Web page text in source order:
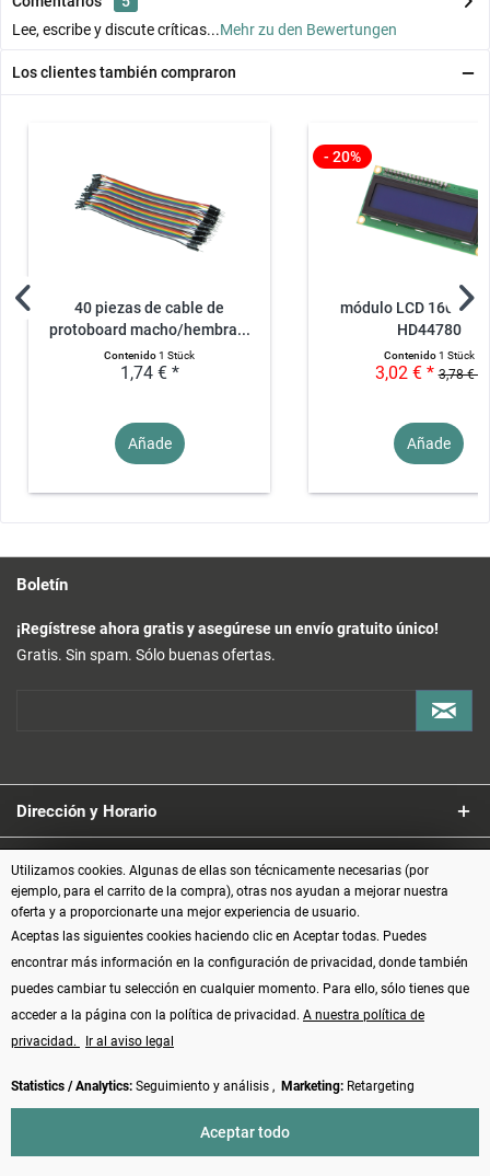
Lee, escribe y discute críticas...Mehr zu den Bewertungen
Los clientes también compraron
40 piezas de cable de
protoboard macho/hembra...
Contenido1 Stück
1,74 € *
Añade
- 20%
módulo LCD 1602
HD44780
Contenido1 Stück
3,02 € * 3,78 € *
Añade
Boletín
¡Regístrese ahora gratis y asegúrese un envío gratuito único!
Gratis. Sin spam. Sólo buenas ofertas.
Dirección y Horario
Servicio
Información
Formas de pago
Vertrag widerrufen
Utilizamos cookies. Algunas de ellas son técnicamente necesarias (por
ejemplo, para el carrito de la compra), otras nos ayudan a mejorar nuestra
oferta y a proporcionarte una mejor experiencia de usuario.
Aceptas las siguientes cookies haciendo clic en Aceptar todas. Puedes
encontrar más información en la configuración de privacidad, donde también
puedes cambiar tu selección en cualquier momento. Para ello, sólo tienes que
acceder a la página con la política de privacidad. A nuestra política de
privacidad.
Ir al aviso legal
Statistics / Analytics: Seguimiento y análisis , Marketing: Retargeting
Aceptar todo